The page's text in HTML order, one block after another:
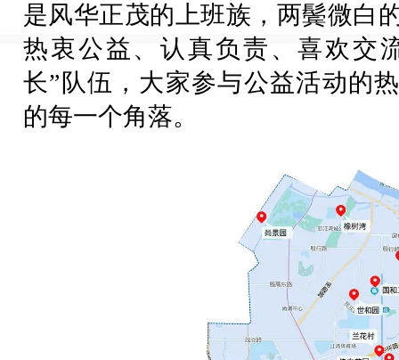
是风华正茂的上班族，两鬓微白
热衷公益、认真负责、喜欢交
长”队伍，大家参与公益活动的
的每一个角落。